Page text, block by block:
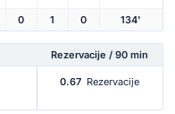
0 1 0 134'
Rezervacije / 90 min
0.67 Rezervacije